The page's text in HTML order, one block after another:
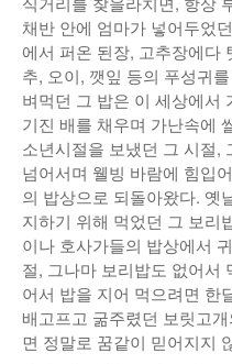
채반 안에 엄마가 넣어두었
에서 퍼온 된장, 고추장에다
추, 오이, 깻잎 등의 푸성귀
벼먹던 그 밥은 이 세상에서
기진 배를 채우며 가난속에
소년시절을 보냈던 그 시절,
넘어서며 웰빙 바람에 힘입
의 밥상으로 되돌아왔다. 옛
지하기 위해 먹었던 그 보리
이나 호사가들의 밥상에서
절, 그나마 보리밥도 없어서
어서 밥을 지어 먹으려면 한
배고프고 굶주렸던 보릿고
면 정말로 꿈같이 믿어지지